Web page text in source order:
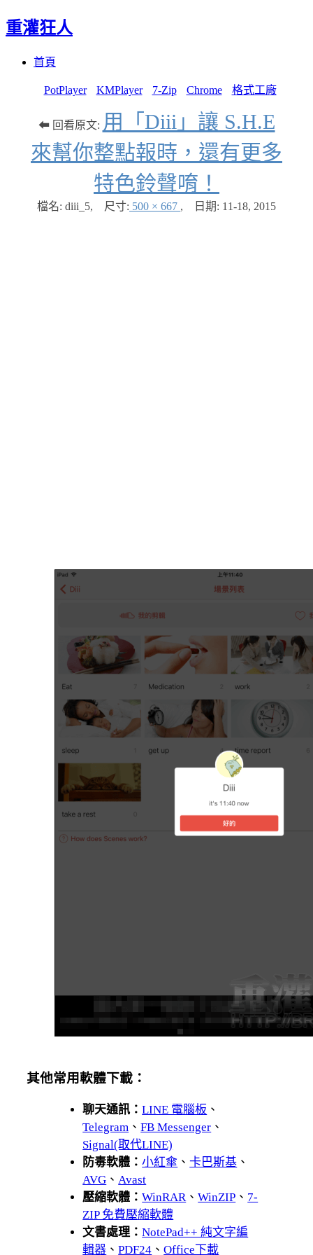
重灌狂人
首頁
PotPlayer KMPlayer 7-Zip Chrome 格式工廠
⬅ 回看原文: 用「Diii」讓 S.H.E
來幫你整點報時，還有更多
特色鈴聲唷！
檔名: diii_5, 尺寸: 500 × 667 , 日期: 11-18, 2015
其他常用軟體下載：
聊天通訊：LINE 電腦板 、
Telegram 、FB Messenger 、
Signal(取代LINE)
防毒軟體：小紅傘 、卡巴斯基 、
AVG 、 Avast
壓縮軟體：WinRAR 、WinZIP 、 7-
ZIP 免費壓縮軟體
文書處理：NotePad++ 純文字編
輯器 、PDF24 、Office下載